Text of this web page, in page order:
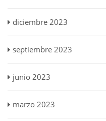
diciembre 2023
septiembre 2023
junio 2023
marzo 2023